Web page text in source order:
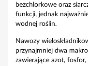
bezchlorkowe oraz
funkcji, jednak
wodnej roślin.
Nawozy
przynajmniej dwa
zawierające azot,